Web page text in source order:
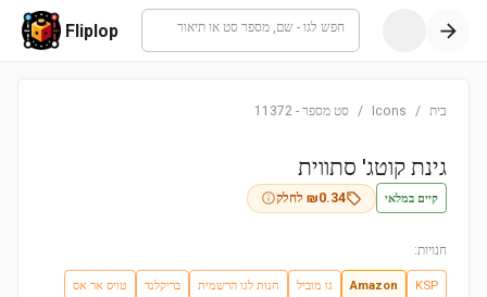
חפש לגו - שם, מספר סט או תיאור Fliplop
בית /
Icons
/ סט מספר -
11372
גינת קוטג' סתווית
קיים במלאי ₪0.34 לחלק
חנויות:
KSP
Amazon גו מוביל חנות לגו הרשמית בריקלנד
טויס אר אס